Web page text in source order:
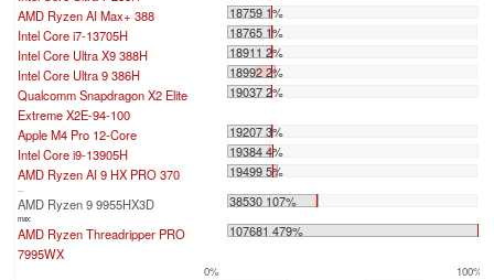
AMD Ryzen AI Max+ 388
18759 1%
Intel Core i7-13705H
18765 1%
Intel Core Ultra X9 388H
18911 2%
Intel Core Ultra 9 386H
18992 2%
Qualcomm Snapdragon X2 Elite
Extreme X2E-94-100
19037 2%
Apple M4 Pro 12-Core
19207 3%
Intel Core i9-13905H
19384 4%
AMD Ryzen AI 9 HX PRO 370
19499 5%
...
AMD Ryzen 9 9955HX3D 38530 107%
max:
AMD Ryzen Threadripper PRO
7995WX
107681 479%
0% 100%